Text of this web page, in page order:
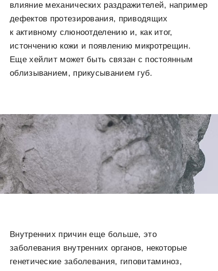
влияние механических раздражителей, например
дефектов протезирования, приводящих
к активному слюноотделению и, как итог,
истончению кожи и появлению микротрещин.
Еще хейлит может быть связан с постоянным
облизыванием, прикусыванием губ.
Внутренних причин еще больше, это
заболевания внутренних органов, некоторые
генетические заболевания, гиповитаминоз,